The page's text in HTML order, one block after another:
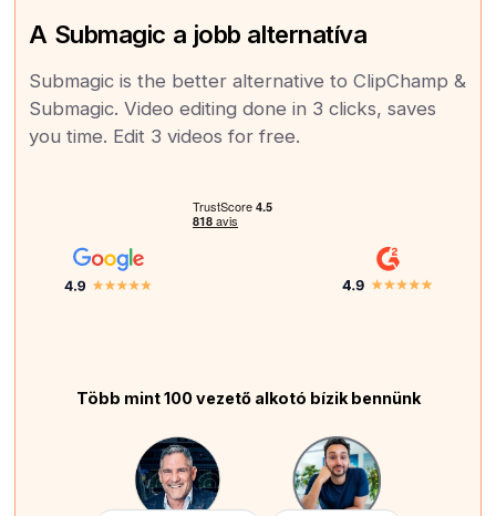
A Submagic a jobb alternatíva
Submagic is the better alternative to ClipChamp &
Submagic. Video editing done in 3 clicks, saves
you time. Edit 3 videos for free.
Több mint 100 vezető alkotó bízik bennünk